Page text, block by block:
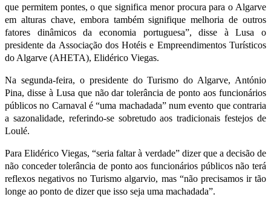
que permitem pontes, o que significa menor procura para o Algarve
em alturas chave, embora também signifique melhoria de outros
fatores dinâmicos da economia portuguesa”, disse à Lusa o
presidente da Associação dos Hotéis e Empreendimentos Turísticos
do Algarve (AHETA), Elidérico Viegas.
Na segunda-feira, o presidente do Turismo do Algarve, António
Pina, disse à Lusa que não dar tolerância de ponto aos funcionários
públicos no Carnaval é “uma machadada” num evento que contraria
a sazonalidade, referindo-se sobretudo aos tradicionais festejos de
Loulé.
Para Elidérico Viegas, “seria faltar à verdade” dizer que a decisão de
não conceder tolerância de ponto aos funcionários públicos não terá
reflexos negativos no Turismo algarvio, mas “não precisamos ir tão
longe ao ponto de dizer que isso seja uma machadada”.